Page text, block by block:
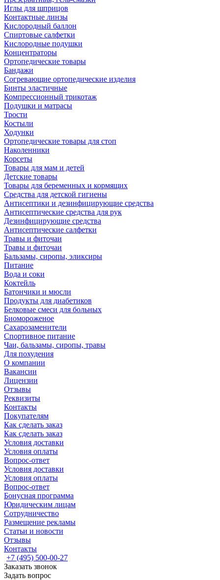
Иглы для шприцов
Контактные линзы
Кислородный баллон
Спиртовые салфетки
Кислородные подушки
Концентраторы
Ортопедические товары
Бандажи
Согревающие ортопедические изделия
Бинты эластичные
Компрессионный трикотаж
Подушки и матрасы
Трости
Костыли
Ходунки
Ортопедические товары для стоп
Наколенники
Корсеты
Товары для мам и детей
Детские товары
Товары для беременных и кормящих
Средства для детской гигиены
Антисептики и дезинфицирующие средства
Антисептические средства для рук
Дезинфицирующие средства
Антисептические салфетки
Травы и фиточаи
Травы и фиточаи
Бальзамы, сиропы, эликсиры
Питание
Вода и соки
Коктейль
Батончики и мюсли
Продукты для диабетиков
Белковые смеси для больных
Биомороженое
Сахарозаменители
Спортивное питание
Чаи, бальзамы, сиропы, травы
Для похудения
О компании
Вакансии
Лицензии
Отзывы
Реквизиты
Контакты
Покупателям
Как сделать заказ
Как сделать заказ
Условия доставки
Условия оплаты
Вопрос-ответ
Условия доставки
Условия оплаты
Вопрос-ответ
Бонусная программа
Юридическим лицам
Сотрудничество
Размещение рекламы
Статьи и новости
Отзывы
Контакты
+7 (495) 500-00-27
Заказать звонок
Задать вопрос